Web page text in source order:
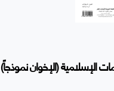
الإسلامية (الإخوان نموذجاً)